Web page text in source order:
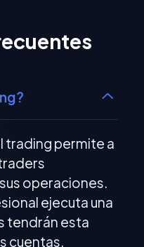
trading permite a
operaciones.
ejecuta una
tendrán esta
cuentas.